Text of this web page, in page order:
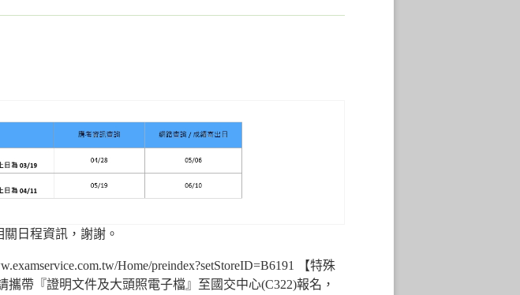
關日程資訊，謝謝。
Home/preindex?setStoreID=B6191
【特殊
帶『證明文件及大頭照電子檔』至國交中心(C322)報名，